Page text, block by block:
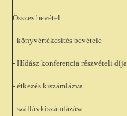
Összes bevétel
- könyvértékesítés bevétele
- Hídász konferencia részvételi díja
- étkezés kiszámlázva
- szállás kiszámlázása